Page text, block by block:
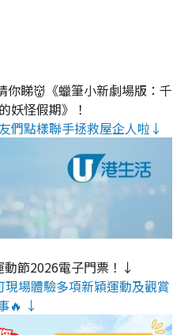
你睇👹《蠟筆小新劇場版：千
妖怪假期》！
們點樣聯手拯救屋企人啦↓
節2026電子門票！↓
場體驗多項新穎運動及觀賞
🔥 ↓